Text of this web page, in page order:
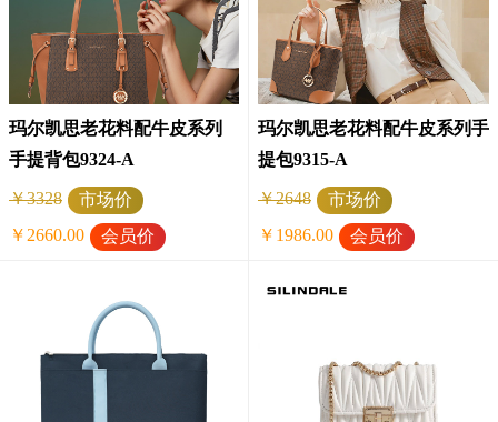
玛尔凯思老花料配牛皮系列
手提背包9324-A
￥3328
市场价
￥2660.00
会员价
玛尔凯思老花料配牛皮系列手
提包9315-A
￥2648
市场价
￥1986.00
会员价